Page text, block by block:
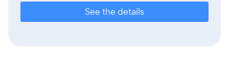
See the details